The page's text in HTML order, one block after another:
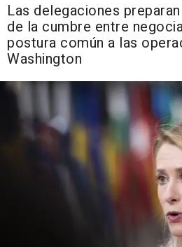
Las delegaciones
de la cumbre entre
postura común a las
Washington